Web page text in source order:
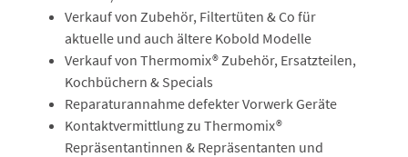
Verkauf von Zubehör, Filtertüten & Co für
aktuelle und auch ältere Kobold Modelle
Verkauf von Thermomix® Zubehör, Ersatzteilen,
Kochbüchern & Specials
Reparaturannahme defekter Vorwerk Geräte
Kontaktvermittlung zu Thermomix®
Repräsentantinnen & Repräsentanten und